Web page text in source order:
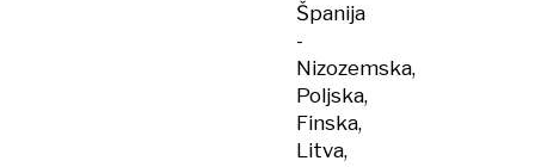
Španija
-
Nizozemska,
Poljska,
Finska,
Litva,